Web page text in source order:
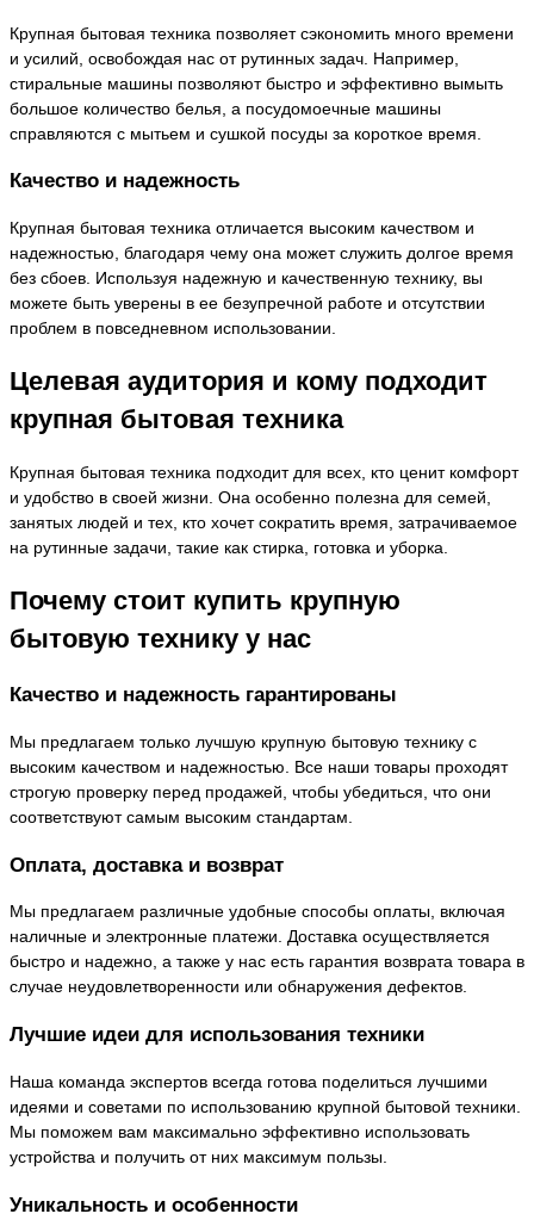
Крупная бытовая техника позволяет сэкономить много времени
и усилий, освобождая нас от рутинных задач. Например,
стиральные машины позволяют быстро и эффективно вымыть
большое количество белья, а посудомоечные машины
справляются с мытьем и сушкой посуды за короткое время.
Качество и надежность
Крупная бытовая техника отличается высоким качеством и
надежностью, благодаря чему она может служить долгое время
без сбоев. Используя надежную и качественную технику, вы
можете быть уверены в ее безупречной работе и отсутствии
проблем в повседневном использовании.
Целевая аудитория и кому подходит
крупная бытовая техника
Крупная бытовая техника подходит для всех, кто ценит комфорт
и удобство в своей жизни. Она особенно полезна для семей,
занятых людей и тех, кто хочет сократить время, затрачиваемое
на рутинные задачи, такие как стирка, готовка и уборка.
Почему стоит купить крупную
бытовую технику у нас
Качество и надежность гарантированы
Мы предлагаем только лучшую крупную бытовую технику с
высоким качеством и надежностью. Все наши товары проходят
строгую проверку перед продажей, чтобы убедиться, что они
соответствуют самым высоким стандартам.
Оплата, доставка и возврат
Мы предлагаем различные удобные способы оплаты, включая
наличные и электронные платежи. Доставка осуществляется
быстро и надежно, а также у нас есть гарантия возврата товара в
случае неудовлетворенности или обнаружения дефектов.
Лучшие идеи для использования техники
Наша команда экспертов всегда готова поделиться лучшими
идеями и советами по использованию крупной бытовой техники.
Мы поможем вам максимально эффективно использовать
устройства и получить от них максимум пользы.
Уникальность и особенности